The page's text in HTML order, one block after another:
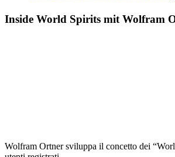
Inside World Spirits mit Wolfram
Wolfram Ortner sviluppa il concetto dei